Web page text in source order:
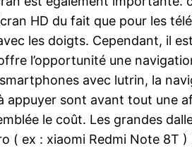
HD du fait que pour les
les doigts. Cependant, il
l’opportunité une
avec lutrin, la
sont avant tout une
le coût. Les grandes
ex : xiaomi Redmi Note 8T